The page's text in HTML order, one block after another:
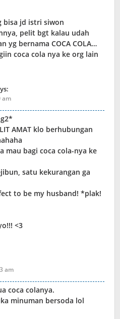
bisa jd istri siwon
pelit bgt kalau udah
yg bernama COCA COLA…
coca cola nya ke org lain
am
AMAT klo berhubungan
mau bagi coca cola-nya ke
satu kekurangan ga
to be my husband! *plak!
<3
am
coca colanya.
minuman bersoda lol